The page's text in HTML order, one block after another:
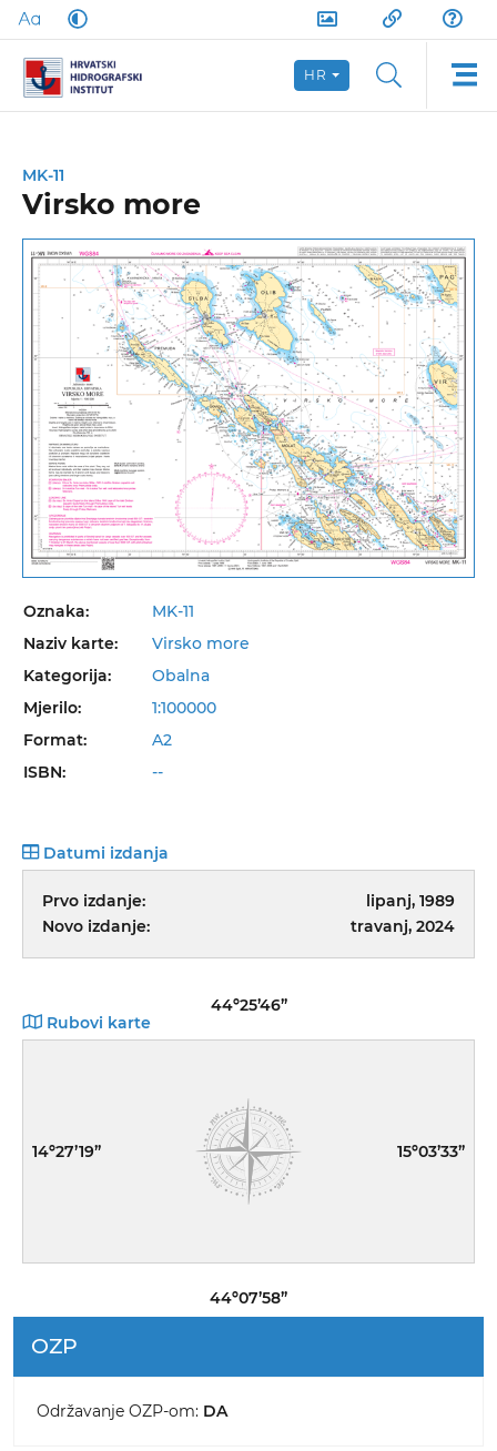
HR
Oznaka:
MK-11
Naziv karte:
Virsko more
Kategorija:
Obalna
Mjerilo:
1:100000
Format:
A2
ISBN:
--
Datumi izdanja
Prvo izdanje:
lipanj, 1989
Novo izdanje:
travanj, 2024
Rubovi karte
44º25’46”
15º03’33”
44º07’58”
14º27’19”
MK-11
Virsko more
OZP
Održavanje OZP-om: DA